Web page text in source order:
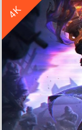
至臻 太空律
4K